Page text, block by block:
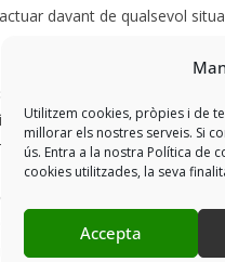
Utilitzem cookies, pròpies i de
millorar els nostres serveis. Si
ús. Entra a la nostra Política
cookies utilitzades, la seva
Accepta
davant de qualsevol
conductes de risc…
i és prioritari per poder
d’aquí l´enorme importància
arreu del territori.
passada, es va
de trànsit de Montblanc i
arribar a la resta